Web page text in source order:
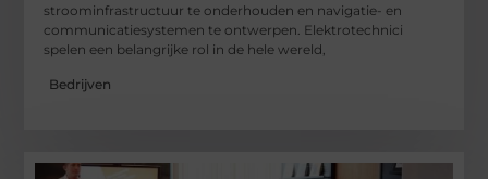
stroominfrastructuur te onderhouden en navigatie- en
communicatiesystemen te ontwerpen. Elektrotechnici
spelen een belangrijke rol in de hele wereld,
Bedrijven